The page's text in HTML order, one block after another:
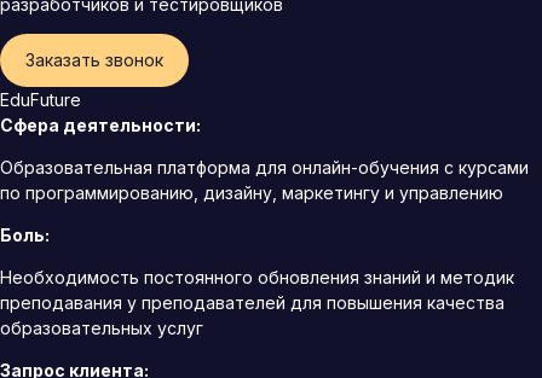
разработчиков и тестировщиков
Заказать звонок
EduFuture
Сфера деятельности:
Образовательная платформа для онлайн-обучения с курсами
по программированию, дизайну, маркетингу и управлению
Боль:
Необходимость постоянного обновления знаний и методик
преподавания у преподавателей для повышения качества
образовательных услуг
Запрос клиента: